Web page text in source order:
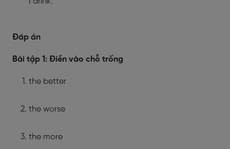
Đáp án
Bài tập 1: Điền vào chỗ trống
the better
the worse
the more